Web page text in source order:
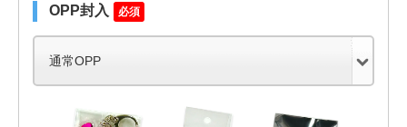
OPP封入 必須